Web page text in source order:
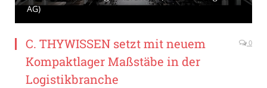
AG)
C. THYWISSEN setzt mit neuem
Kompaktlager Maßstäbe in der
Logistikbranche
0